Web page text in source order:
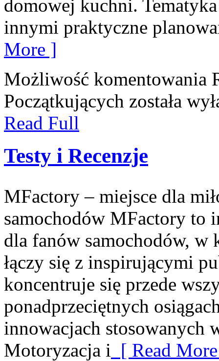
domowej kuchni.
innymi praktyczne
More ]
Możliwość komentowania
Początkujących została
Read Full
Testy i Recenzje
MFactory – miejsce dla
samochodów MFactory to
dla fanów samochodów, w
łączy się z inspirującymi
koncentruje się przede
ponadprzeciętnych
innowacjach stosowanych
Motoryzacja i [ Read